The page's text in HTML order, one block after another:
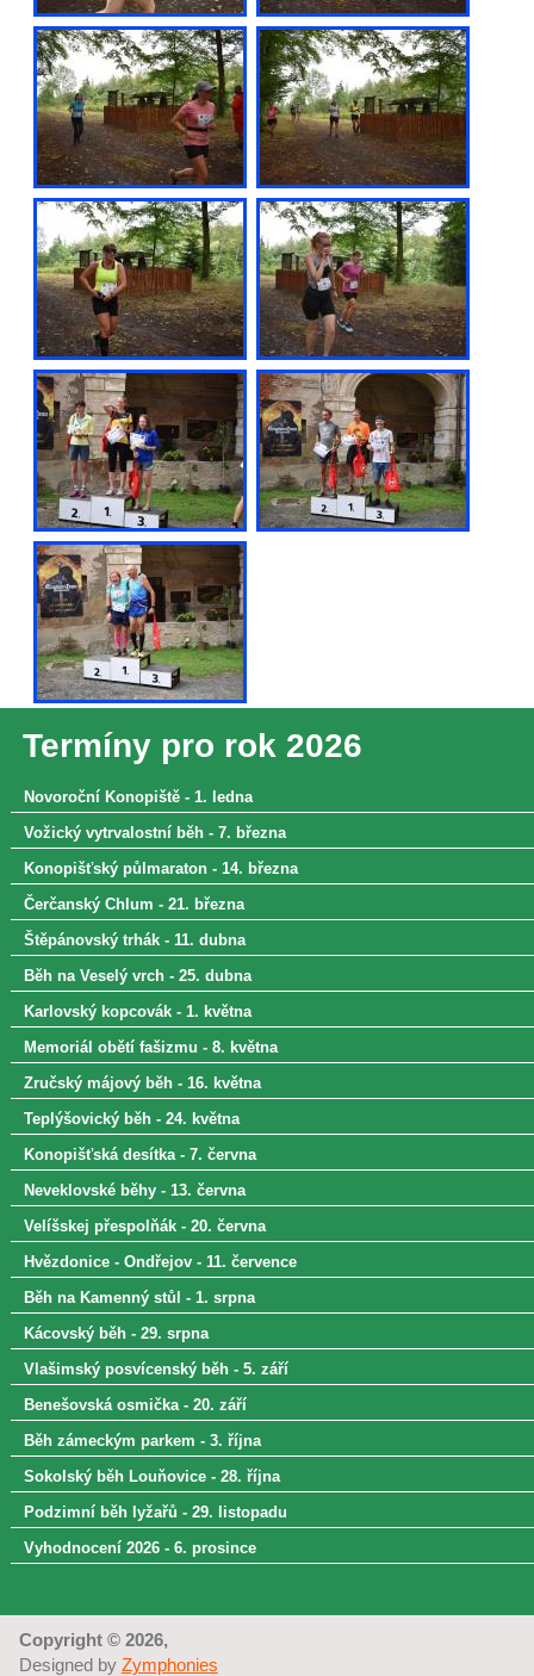
Termíny pro rok 2026
Novoroční Konopiště - 1. ledna
Vožický vytrvalostní běh - 7. března
Konopišťský půlmaraton - 14. března
Čerčanský Chlum - 21. března
Štěpánovský trhák - 11. dubna
Běh na Veselý vrch - 25. dubna
Karlovský kopcovák - 1. května
Memoriál obětí fašizmu - 8. května
Zručský májový běh - 16. května
Teplýšovický běh - 24. května
Konopišťská desítka - 7. června
Neveklovské běhy - 13. června
Velíšskej přespolňák - 20. června
Hvězdonice - Ondřejov - 11. července
Běh na Kamenný stůl - 1. srpna
Kácovský běh - 29. srpna
Vlašimský posvícenský běh - 5. září
Benešovská osmička - 20. září
Běh zámeckým parkem - 3. října
Sokolský běh Louňovice - 28. října
Podzimní běh lyžařů - 29. listopadu
Vyhodnocení 2026 - 6. prosince
Copyright © 2026,
Designed by Zymphonies